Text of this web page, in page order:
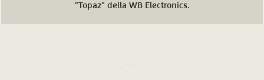
"Topaz" della WB Electronics.